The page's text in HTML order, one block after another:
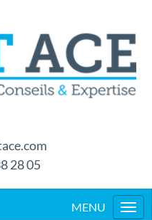
28 05